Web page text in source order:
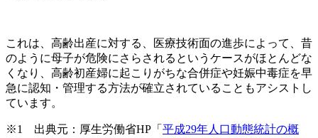
これは、高齢出産に対する、医療技術面の進歩によって、昔
のように母子が危険にさらされるというケースがほとんどな
くなり、高齢初産婦に起こりがちな合併症や妊娠中毒症を早
急に認知・管理する方法が確立されていることもアシストし
ています。
※1 出典元：厚生労働省HP「 平成29年人口動態統計の概